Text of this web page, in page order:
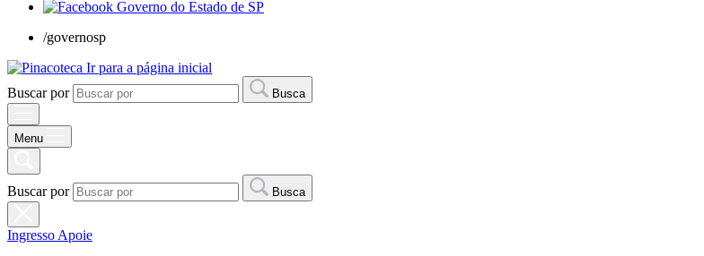
/governosp
Ir para a página inicial
Buscar por
Busca
Menu
Buscar por Busca
Ingresso Apoie